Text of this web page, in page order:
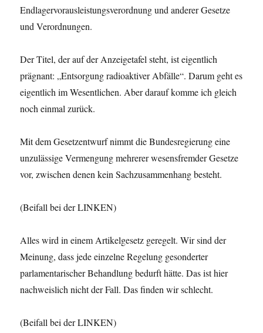
Endlagervorausleistungsverordnung und anderer Gesetze
und Verordnungen.
Der Titel, der auf der Anzeigetafel steht, ist eigentlich
prägnant: „Entsorgung radioaktiver Abfälle“. Darum geht es
eigentlich im Wesentlichen. Aber darauf komme ich gleich
noch einmal zurück.
Mit dem Gesetzentwurf nimmt die Bundesregierung eine
unzulässige Vermengung mehrerer wesensfremder Gesetze
vor, zwischen denen kein Sachzusammenhang besteht.
(Beifall bei der LINKEN)
Alles wird in einem Artikelgesetz geregelt. Wir sind der
Meinung, dass jede einzelne Regelung gesonderter
parlamentarischer Behandlung bedurft hätte. Das ist hier
nachweislich nicht der Fall. Das finden wir schlecht.
(Beifall bei der LINKEN)